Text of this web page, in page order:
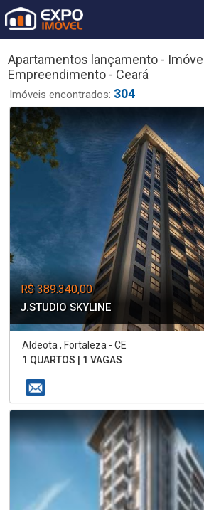
Apartamentos lançamento -
Empreendimento - Ceará
Imóveis encontrados: 304
R$ 389.340,00
J.STUDIO SKYLINE
Aldeota , Fortaleza - CE
1 QUARTOS | 1 VAGAS